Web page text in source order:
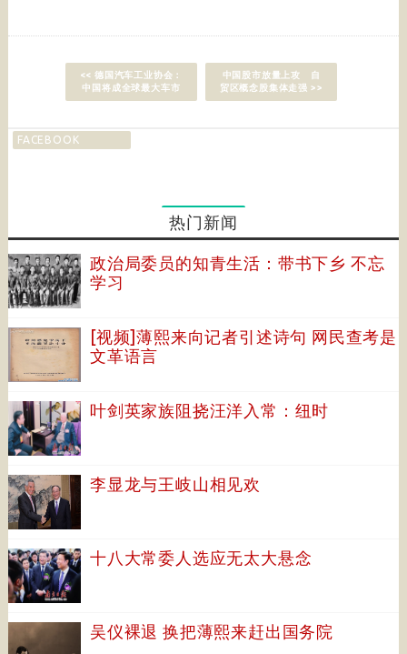
<< 德国汽车工业协会：
中国将成全球最大车市
中国股市放量上攻 自
贸区概念股集体走强 >>
FACEBOOK
热门新闻
政治局委员的知青生活：带书下乡 不忘
学习
[视频]薄熙来向记者引述诗句 网民查考是
文革语言
叶剑英家族阻挠汪洋入常：纽时
李显龙与王岐山相见欢
十八大常委人选应无太大悬念
吴仪裸退 换把薄熙来赶出国务院